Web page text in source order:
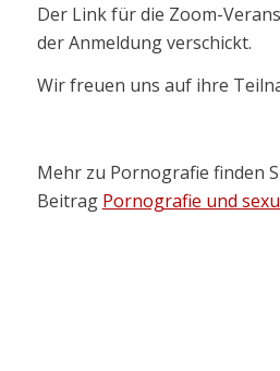
Der Link für die Zoom-
der Anmeldung verschickt.
Wir freuen uns auf ihre
Mehr zu Pornografie finden
Beitrag Pornografie und